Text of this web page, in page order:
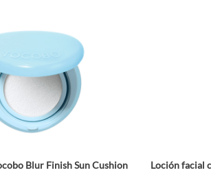
TamañoBlur Finish Sun Cushion
Loción facial